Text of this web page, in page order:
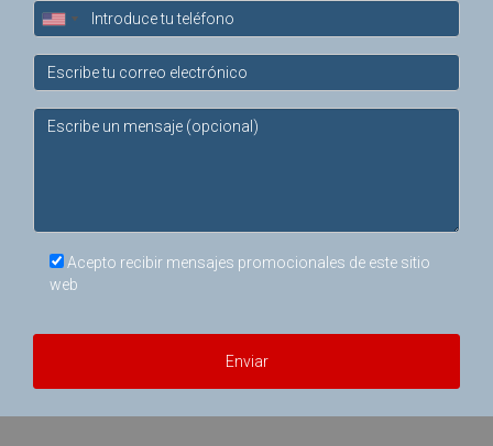
Acepto recibir mensajes promocionales de este sitio
web
Enviar